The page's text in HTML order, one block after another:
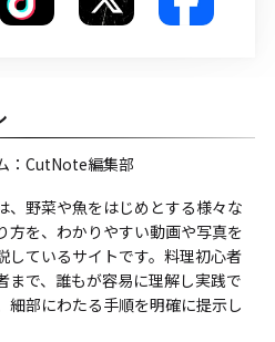
：CutNote編集部
、野菜や魚をはじめとする様々な
方を、わかりやすい動画や写真を
しているサイトです。料理初心者
まで、誰もが容易に理解し実践で
細部にわたる手順を明確に提示し